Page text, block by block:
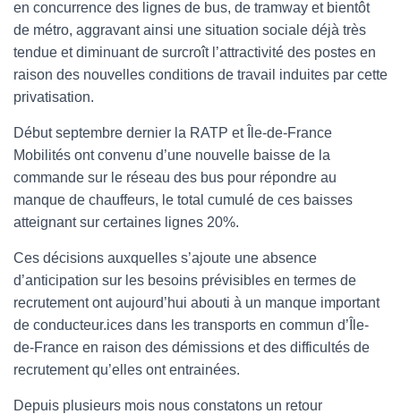
en concurrence des lignes de bus, de tramway et bientôt
de métro, aggravant ainsi une situation sociale déjà très
tendue et diminuant de surcroît l’attractivité des postes en
raison des nouvelles conditions de travail induites par cette
privatisation.
Début septembre dernier la RATP et Île-de-France
Mobilités ont convenu d’une nouvelle baisse de la
commande sur le réseau des bus pour répondre au
manque de chauffeurs, le total cumulé de ces baisses
atteignant sur certaines lignes 20%.
Ces décisions auxquelles s’ajoute une absence
d’anticipation sur les besoins prévisibles en termes de
recrutement ont aujourd’hui abouti à un manque important
de conducteur.ices dans les transports en commun d’Île-
de-France en raison des démissions et des difficultés de
recrutement qu’elles ont entrainées.
Depuis plusieurs mois nous constatons un retour